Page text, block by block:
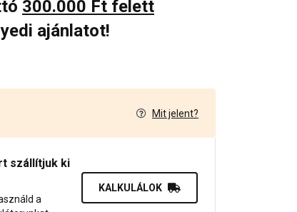
300.000 Ft felett
ajánlatot!
Mit jelent?
szállítjuk ki
a
KALKULÁLOK